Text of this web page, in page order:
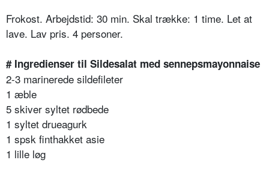
Frokost. Arbejdstid: 30 min. Skal trække: 1 time. Let at
lave. Lav pris. 4 personer.
# Ingredienser til Sildesalat med sennepsmayonnaise
2-3 marinerede sildefileter
1 æble
5 skiver syltet rødbede
1 syltet drueagurk
1 spsk finthakket asie
1 lille løg